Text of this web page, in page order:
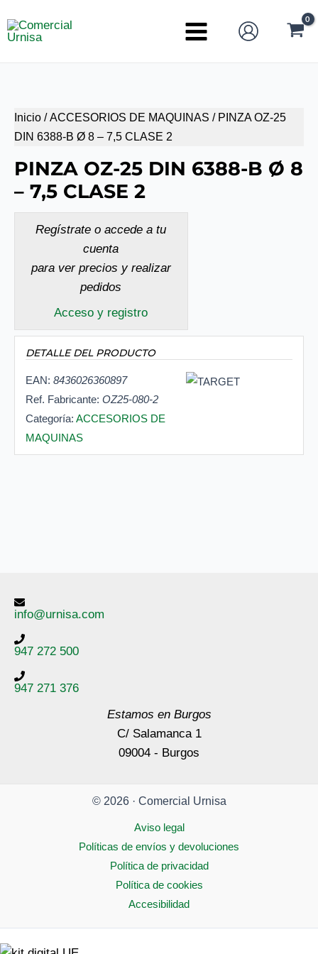
al
Main
Inicio /ACCESORIOS DE MAQUINAS / PINZA OZ-25
DIN 6388-B Ø 8 – 7,5 CLASE 2
PINZA OZ-25 DIN 6388-B Ø 8
– 7,5 CLASE 2
Regístrate o accede a tu
cuenta
para ver precios y realizar
pedidos
Acceso y registro
DETALLE DEL PRODUCTO
EAN: 8436026360897
Ref. Fabricante: OZ25-080-2
Categoría: ACCESORIOS DE
MAQUINAS
info@urnisa.com
947 272 500
947 271 376
Estamos en Burgos
C/ Salamanca 1
09004 - Burgos
© 2026 · Comercial Urnisa
Aviso legal
Políticas de envíos y devoluciones
Política de privacidad
Política de cookies
Accesibilidad